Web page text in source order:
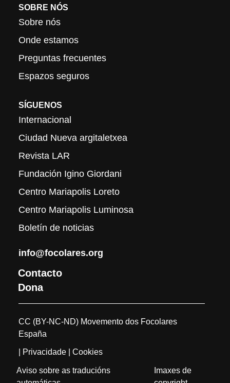
SOBRE NÓS
Sobre nós
Onde estamos
Preguntas frecuentes
Espazos seguros
SÍGUENOS
Internacional
Ciudad Nueva argitaletxea
Revista LAR
Fundación Igino Giordani
Centro Mariapolis Loreto
Centro Mariapolis Luminosa
Boletín de noticias
info@focolares.org
Contacto
Dona
CC (BY-NC-ND) Movemento dos Focolares
España
| Privacidade | Cookies
Aviso sobre as traducións
Imaxes de